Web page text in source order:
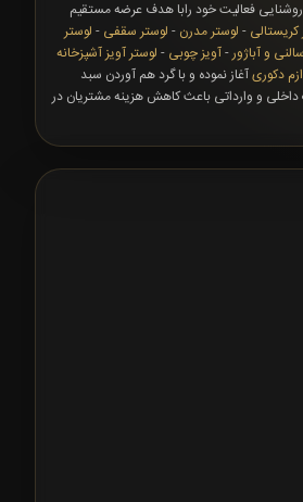
فعالیت خود رابا هدف عرضه مستقیم
کریستالی - لوستر مدرن - لوستر سقفی - لوستر
و آباژور-آویز چوبی - لوستر آویز آشپزخانه
دکوریآغاز نموده و با گرد هم آوردن سبد
و وارداتی باعث کاهش هزینه مشتریان در